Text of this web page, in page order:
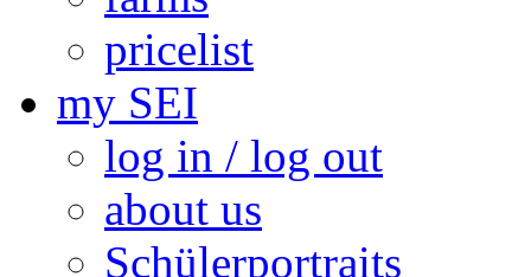
pricelist
my SEI
log in / log out
about us
Schülerportraits